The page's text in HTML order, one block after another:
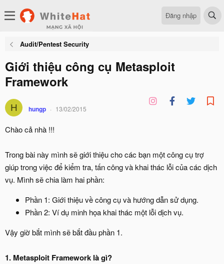
Đăng nhập
Audit/Pentest Security
Giới thiệu công cụ Metasploit
Framework
H hungp 13/02/2015
Chào cả nhà !!!
Trong bài này mình sẽ giới thiệu cho các bạn một công cụ trợ
giúp trong việc để kiểm tra, tấn công và khai thác lỗi của các dịch
vụ. Mình sẽ chia làm hai phần:
Phần 1: Giới thiệu về công cụ và hướng dẫn sử dụng.
Phần 2: Ví dụ minh họa khai thác một lỗi dịch vụ.
Vậy giờ bắt mình sẽ bắt đầu phần 1.
1. Metasploit Framework là gì?